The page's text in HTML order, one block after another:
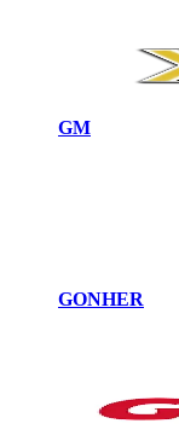
GM
GONHER